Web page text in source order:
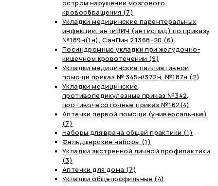
остром нарушении мозгового
кровообращения (7)
Укладки медицинские парентеральных
инфекций, антиВИЧ (антиспид) по приказу
№189н(1н), СанПин 2.1368−20 (6)
Посиндромные укладки при желудочно-
кишечном кровотечении (9)
Укладки медицинские паллиативной
помощи приказ № 345н/372н, №187н (2)
Укладки медицинские
противопедикулезные приказ №342,
противочесоточные приказ №162(4)
Аптечки первой помощи (универсальные)
(7)
Наборы для врача общей практики (1)
Фельдшерские наборы (1)
Укладки экстренной личной профилактики
(3)
Аптечки для дома (7)
Укладки общепрофильные (4)